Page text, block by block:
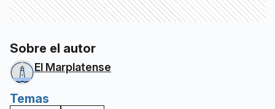
Sobre el autor
El Marplatense
Temas